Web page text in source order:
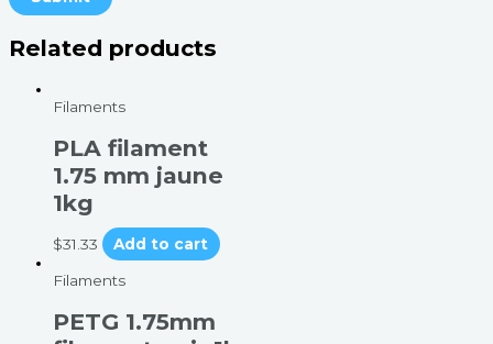
Related products
Filaments
PLA filament
1.75 mm jaune
1kg
$31.33 Add to cart
Filaments
PETG 1.75mm